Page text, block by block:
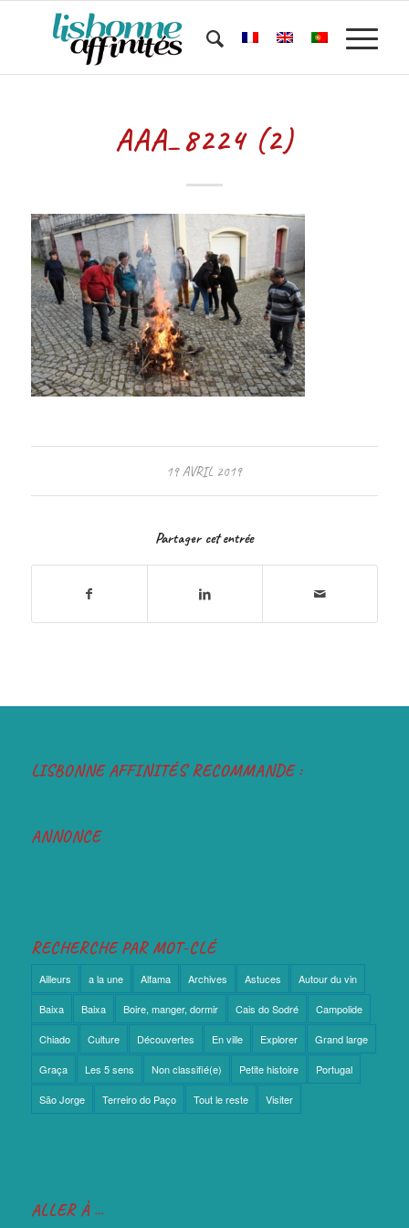
AAA_8224 (2)
19 AVRIL 2019
Partager cet entrée
LISBONNE AFFINITÉS RECOMMANDE :
ANNONCE
RECHERCHE PAR MOT-CLÉ
Ailleurs a la une Alfama Archives Astuces Autour du vin
Baixa Baixa Boire, manger, dormir Cais do Sodré Campolide
Chiado Culture Découvertes En ville Explorer Grand large
Graça Les 5 sens Non classifié(e) Petite histoire Portugal
São Jorge Terreiro do Paço Tout le reste Visiter
ALLER À …